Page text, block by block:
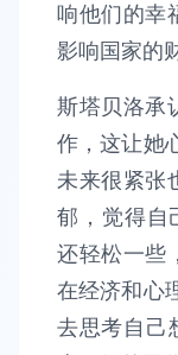
响他们的幸
影响国家的
斯塔贝洛承
作，这让她
未来很紧张
郁，觉得自
还轻松一些
在经济和心
去思考自己